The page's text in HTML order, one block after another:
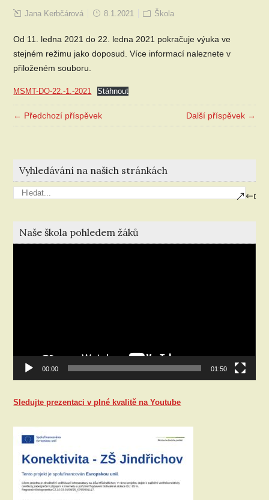
Jana Kerbčárová 8.1.2021 Škola
Od 11. ledna 2021 do 22. ledna 2021 pokračuje výuka ve
stejném režimu jako doposud. Více informací naleznete v
přiloženém souboru.
MSMT-DO-22.-1.-2021 Stáhnout
← Předchozí příspěvek Další příspěvek →
Vyhledávání na našich stránkách
Naše škola pohledem žáků
00:00 01:50
Sledujte prezentaci v plné kvalitě na Youtube